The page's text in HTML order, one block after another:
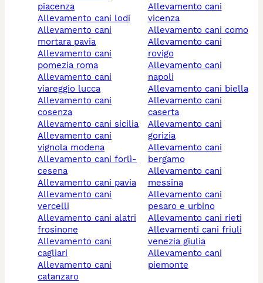
piacenza
allevamento cani lodi
allevamento cani
mortara pavia
allevamento cani
pomezia roma
allevamento cani
viareggio lucca
allevamento cani
cosenza
allevamento cani sicilia
allevamento cani
vignola modena
allevamento cani forlì-
cesena
allevamento cani pavia
allevamento cani
vercelli
allevamento cani alatri
frosinone
allevamento cani
cagliari
allevamento cani
catanzaro
allevamento cani
vicenza
allevamento cani como
allevamento cani
rovigo
allevamento cani
napoli
allevamento cani biella
allevamento cani
caserta
allevamento cani
gorizia
allevamento cani
bergamo
allevamento cani
messina
allevamento cani
pesaro e urbino
allevamento cani rieti
allevamenti cani friuli
venezia giulia
allevamento cani
piemonte